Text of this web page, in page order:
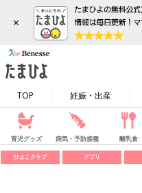
×
TOP 妊娠・出産
育児グッズ 病気・予防接種 離乳食
ひよこクラブ アプリ